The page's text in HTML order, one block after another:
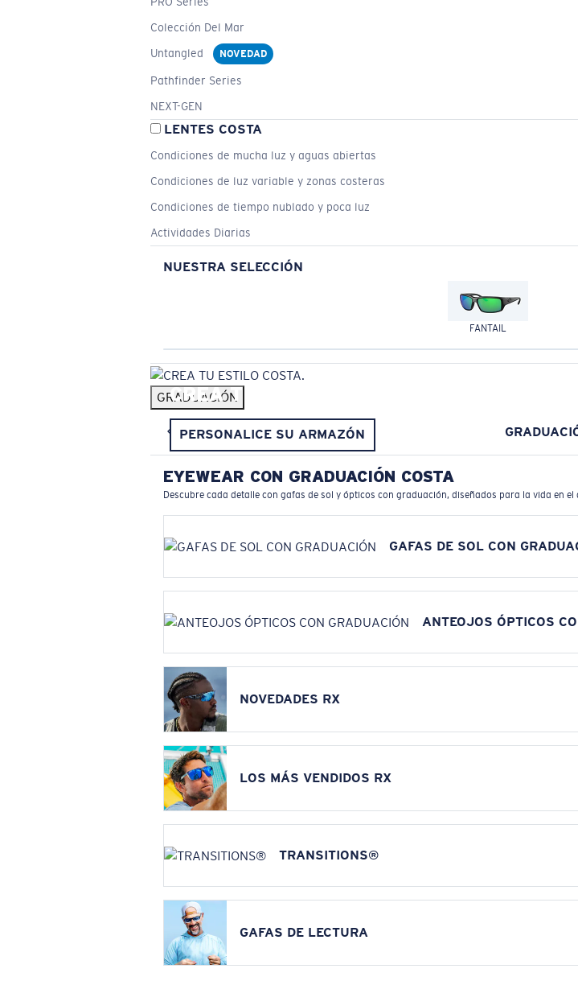
Colección Del Mar
Untangled
NOVEDAD
Pathfinder Series
NEXT-GEN
LENTES COSTA
Condiciones de mucha luz y aguas abiertas
Condiciones de luz variable y zonas costeras
Condiciones de tiempo nublado y poca luz
Actividades Diarias
NUESTRA SELECCIÓN
FANTAIL
CREA TU ESTILO COSTA.
PERSONALICE SU ARMAZÓN
GRADUACIÓN
EYEWEAR CON GRADUACIÓN COSTA
Descubre cada detalle con gafas de sol y ópticos con graduación, diseñados para la vida en
GAFAS DE SOL CON
ANTEOJOS ÓPTICOS
NOVEDADES RX
LOS MÁS VENDIDOS RX
TRANSITIONS®
GAFAS DE LECTURA